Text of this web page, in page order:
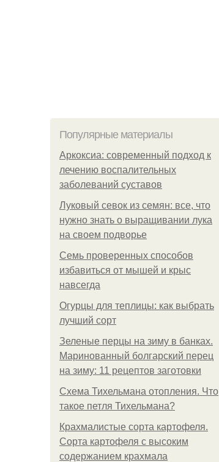
Популярные материалы
Аркоксиа: современный подход к
лечению воспалительных
заболеваний суставов
Луковый севок из семян: все, что
нужно знать о выращивании лука
на своем подворье
Семь проверенных способов
избавиться от мышей и крыс
навсегда
Огурцы для теплицы: как выбрать
лучший сорт
Зеленые перцы на зиму в банках.
Маринованный болгарский перец
на зиму: 11 рецептов заготовки
Схема Тихельмана отопления. Что
такое петля Тихельмана?
Крахмалистые сорта картофеля.
Сорта картофеля с высоким
содержанием крахмала